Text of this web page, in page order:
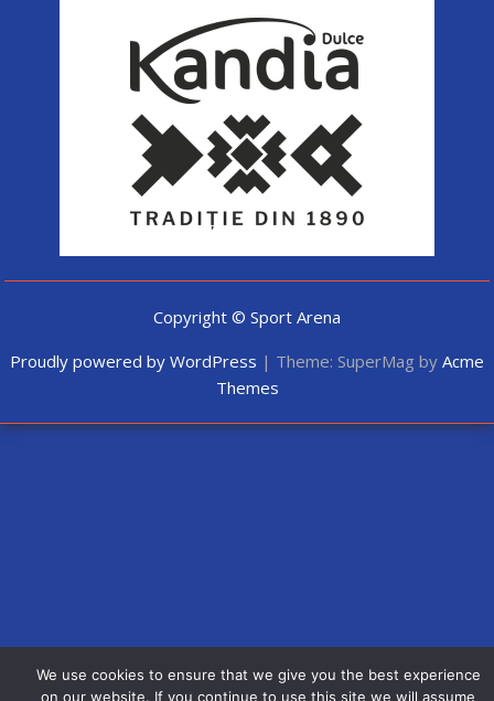
Copyright © Sport Arena
Proudly powered by WordPress | Theme: SuperMag by Acme
Themes
We use cookies to ensure that we give you the best experience
on our website. If you continue to use this site we will assume